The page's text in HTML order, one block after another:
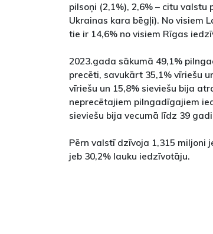
pilsoņi (2,1%), 2,6% – citu
Ukrainas kara bēgļi). No visiem
tie ir 14,6% no visiem Rīgas
2023.gada sākumā 49,1%
precēti, savukārt 35,1% vīriešu
vīriešu un 15,8% sieviešu bija
neprecētajiem pilngadīgajiem
sieviešu bija vecumā līdz 39
Pērn valstī dzīvoja 1,315 miljoni
jeb 30,2% lauku iedzīvotāju.